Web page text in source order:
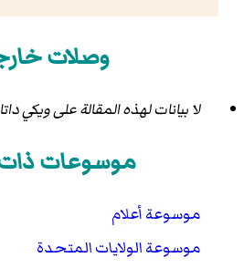
وصلات
لا بيانات لهذه المقالة على ويكي
موسوعات
موسوعة أعلام
موسوعة الولايات المتحدة